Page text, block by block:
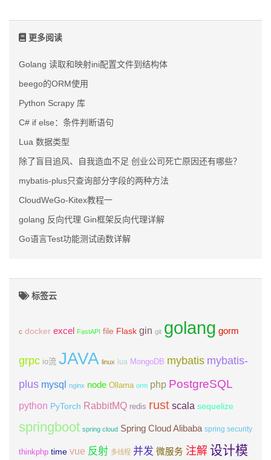
更多阅读
Golang 读取和映射ini配置文件到结构体
beego的ORM使用
Python Scrapy 库
C# if else：条件判断语句
Lua 数据类型
除了盲目追风、自我造血不足 创业公司死亡原因还有哪些？
mybatis-plus只查询部分字段的两种方法
CloudWeGo-Kitex教程一
golang 反向代理 Gin框架反向代理详解
Go语言Test功能测试函数详解
标签云
c docker excel FastAPI file Flask gin git golang gorm
grpc io流 JAVA linux lua MongoDB mybatis mybatis-
plus mysql nginx node Ollama orm php PostgreSQL
python PyTorch RabbitMQ redis rust scala sequelize
springboot spring cloud Spring Cloud Alibaba spring security
thinkphp time vue 反射 多线程 并发 微服务 注解 设计模